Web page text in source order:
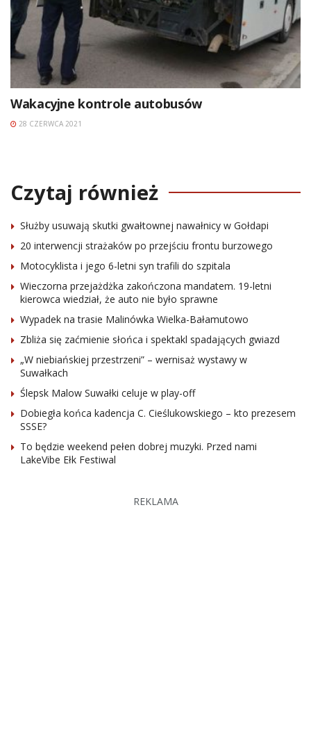
Wakacyjne kontrole autobusów
28 CZERWCA 2021
Czytaj również
Służby usuwają skutki gwałtownej nawałnicy w Gołdapi
20 interwencji strażaków po przejściu frontu burzowego
Motocyklista i jego 6-letni syn trafili do szpitala
Wieczorna przejażdżka zakończona mandatem. 19-letni
kierowca wiedział, że auto nie było sprawne
Wypadek na trasie Malinówka Wielka-Bałamutowo
Zbliża się zaćmienie słońca i spektakl spadających gwiazd
„W niebiańskiej przestrzeni” – wernisaż wystawy w
Suwałkach
Ślepsk Malow Suwałki celuje w play-off
Dobiegła końca kadencja C. Cieślukowskiego – kto prezesem
SSSE?
To będzie weekend pełen dobrej muzyki. Przed nami
LakeVibe Ełk Festiwal
REKLAMA